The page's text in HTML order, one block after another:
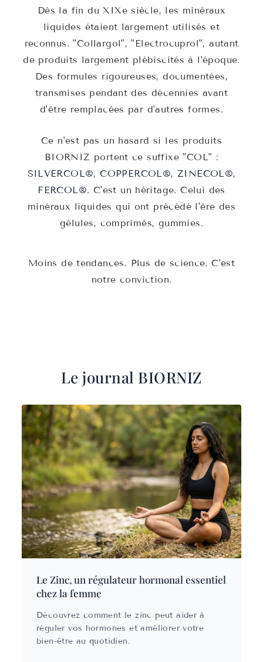
Dès la fin du XIXe siècle, les minéraux
liquides étaient largement utilisés et
reconnus. "Collargol", "Electrocuprol", autant
de produits largement plébiscités à l'époque.
Des formules rigoureuses, documentées,
transmises pendant des décennies avant
d'être remplacées par d'autres formes.
Ce n'est pas un hasard si les produits
BIORNIZ portent ce suffixe "COL" :
SILVERCOL®,COPPERCOL®, ZINECOL®,
FERCOL®. C'est un héritage. Celui des
minéraux liquides qui ont précédé l'ère des
gélules, comprimés, gummies.
Moins de tendances. Plus de science. C'est
notre conviction.
Le journal BIORNIZ
Le Zinc, un régulateur hormonal essentiel
chez la femme
Découvrez comment le zinc peut aider à
réguler vos hormones et améliorer votre
bien-être au quotidien.